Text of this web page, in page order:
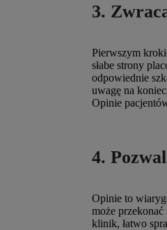
3.
Pierwszym
słabe strony
odpowiednie
uwagę na
Opinie
4.
Opinie to
może
klinik, łatwo